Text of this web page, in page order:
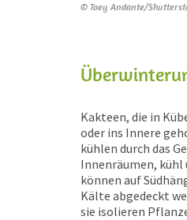
© Toey Andante/
Kakteen, die in
oder ins Innere
kühlen durch das
Innenräumen, kühl
können auf
Kälte abgedeckt
sie isolieren